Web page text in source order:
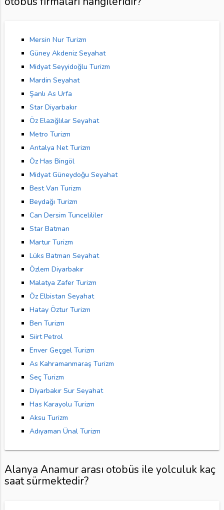
Mersin Nur Turizm
Güney Akdeniz Seyahat
Midyat Seyyidoğlu Turizm
Mardin Seyahat
Şanlı As Urfa
Star Diyarbakır
Öz Elazığlılar Seyahat
Metro Turizm
Antalya Net Turizm
Öz Has Bingöl
Midyat Güneydoğu Seyahat
Best Van Turizm
Beydağı Turizm
Can Dersim Tuncelililer
Star Batman
Martur Turizm
Lüks Batman Seyahat
Özlem Diyarbakır
Malatya Zafer Turizm
Öz Elbistan Seyahat
Hatay Öztur Turizm
Ben Turizm
Siirt Petrol
Enver Geçgel Turizm
As Kahramanmaraş Turizm
Seç Turizm
Diyarbakır Sur Seyahat
Has Karayolu Turizm
Aksu Turizm
Adıyaman Ünal Turizm
Alanya Anamur arası otobüs ile yolculuk kaç
saat sürmektedir?